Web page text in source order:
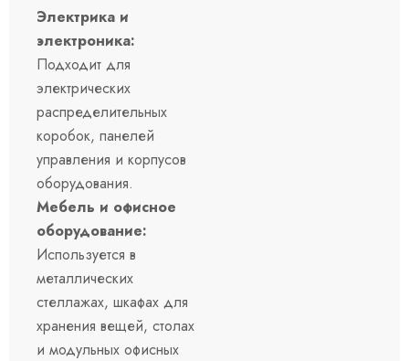
Электрика и
электроника:
Подходит для
электрических
распределительных
коробок, панелей
управления и корпусов
оборудования.
Мебель и офисное
оборудование:
Используется в
металлических
стеллажах, шкафах для
хранения вещей, столах
и модульных офисных